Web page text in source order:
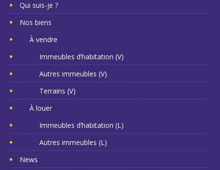
Qui suis-je ?
Nos biens
À vendre
Immeubles d’habitation (V)
Autres immeubles (V)
Terrains (V)
À louer
Immeubles d’habitation (L)
Autres immeubles (L)
News